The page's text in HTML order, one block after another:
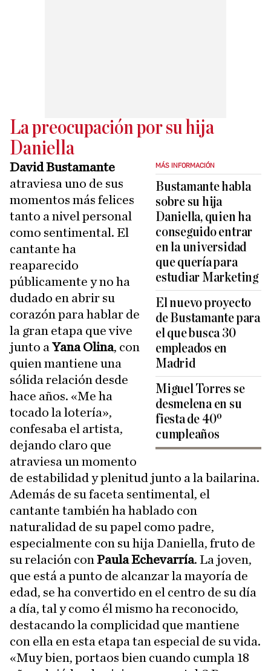
La preocupación por su hija
Daniella
MÁS INFORMACIÓN
Bustamante habla
sobre su hija
Daniella, quien ha
conseguido entrar
en la universidad
que quería para
estudiar Marketing
El nuevo proyecto
de Bustamante para
el que busca 30
empleados en
Madrid
Miguel Torres se
desmelena en su
fiesta de 40º
cumpleaños
David Bustamante
atraviesa uno de sus
momentos más felices
tanto a nivel personal
como sentimental. El
cantante ha
reaparecido
públicamente y no ha
dudado en abrir su
corazón para hablar de
la gran etapa que vive
junto a Yana Olina, con
quien mantiene una
sólida relación desde
hace años. «Me ha
tocado la lotería»,
confesaba el artista,
dejando claro que
atraviesa un momento
de estabilidad y plenitud junto a la bailarina.
Además de su faceta sentimental, el
cantante también ha hablado con
naturalidad de su papel como padre,
especialmente con su hija Daniella, fruto de
su relación con Paula Echevarría. La joven,
que está a punto de alcanzar la mayoría de
edad, se ha convertido en el centro de su día
a día, tal y como él mismo ha reconocido,
destacando la complicidad que mantiene
con ella en esta etapa tan especial de su vida.
«Muy bien, portaos bien cuando cumpla 18